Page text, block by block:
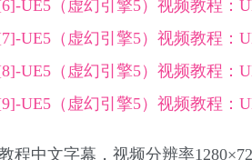
程中文字幕，视频分辨率